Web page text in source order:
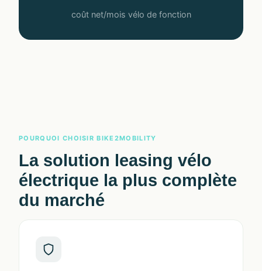
coût net/mois vélo de fonction
POURQUOI CHOISIR BIKE2MOBILITY
La solution leasing vélo
électrique la plus complète
du marché